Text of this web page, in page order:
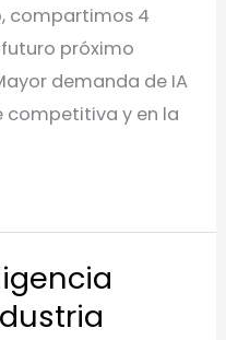
compartimos 4
próximo
demanda de IA
competitiva y en la